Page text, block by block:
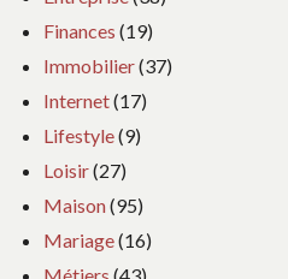
Finances (19)
Immobilier(37)
Internet(17)
Lifestyle(9)
Loisir(27)
Maison(95)
Mariage(16)